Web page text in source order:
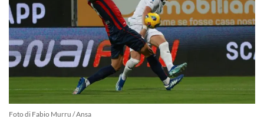
Foto di Fabio Murru / Ansa